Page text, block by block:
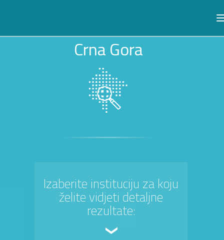
Crna Gora
Izaberite instituciju za koju
želite vidjeti detaljne
rezultate: